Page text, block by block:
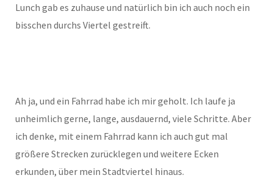
Lunch gab es zuhause und natürlich bin ich auch noch ein
bisschen durchs Viertel gestreift.
Ah ja, und ein Fahrrad habe ich mir geholt. Ich laufe ja
unheimlich gerne, lange, ausdauernd, viele Schritte. Aber
ich denke, mit einem Fahrrad kann ich auch gut mal
größere Strecken zurücklegen und weitere Ecken
erkunden, über mein Stadtviertel hinaus.